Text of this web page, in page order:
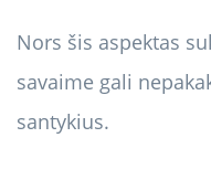
Nors šis aspektas
savaime gali
santykius.